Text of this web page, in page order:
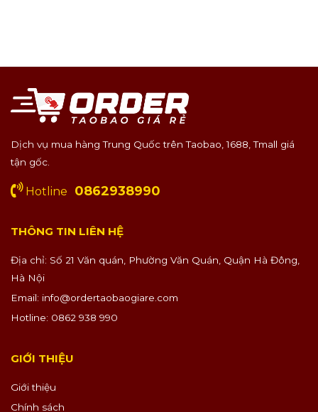
Dịch vụ mua hàng Trung Quốc trên Taobao, 1688, Tmall giá
tận gốc.
Hotline 0862938990
THÔNG TIN LIÊN HỆ
Địa chỉ: Số 21 Văn quán, Phường Văn Quán, Quận Hà Đông,
Hà Nội
Email: info@ordertaobaogiare.com
Hotline: 0862 938 990
GIỚI THIỆU
Giới thiệu
Chính sách